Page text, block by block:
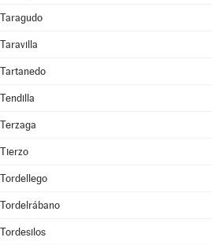
Taragudo
Taravilla
Tartanedo
Tendilla
Terzaga
Tierzo
Tordellego
Tordelrábano
Tordesilos